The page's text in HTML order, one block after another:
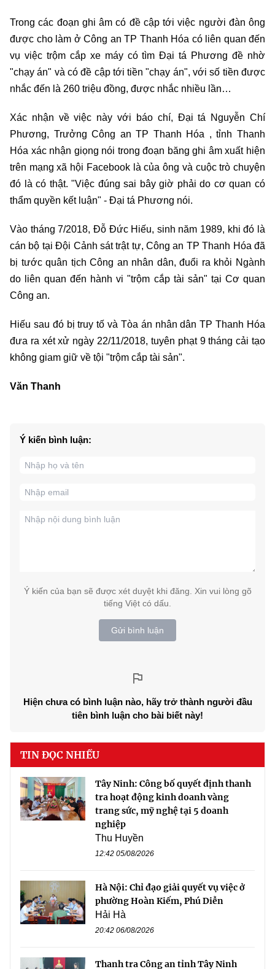
Trong các đoạn ghi âm có đề cập tới việc người đàn ông
được cho làm ở Công an TP Thanh Hóa có liên quan đến
vụ việc trộm cắp xe máy có tìm Đại tá Phương đề nhờ
"chạy án" và có đề cập tới tiền "chạy án", với số tiền được
nhắc đến là 260 triệu đồng, được nhắc nhiều lần…
Xác nhận về việc này với báo chí, Đại tá Nguyễn Chí
Phương, Trưởng Công an TP Thanh Hóa , tỉnh Thanh
Hóa xác nhận giọng nói trong đoạn băng ghi âm xuất hiện
trên mạng xã hội Facebook là của ông và cuộc trò chuyện
đó là có thật. "Việc đúng sai bây giờ phải do cơ quan có
thẩm quyền kết luận" - Đại tá Phương nói.
Vào tháng 7/2018, Đỗ Đức Hiếu, sinh năm 1989, khi đó là
cán bộ tại Đội Cảnh sát trật tự, Công an TP Thanh Hóa đã
bị tước quân tịch Công an nhân dân, đuổi ra khỏi Ngành
do liên quan đến hành vi "trộm cắp tài sản" tại Cơ quan
Công an.
Hiếu sau đó bị truy tố và Tòa án nhân dân TP Thanh Hóa
đưa ra xét xử ngày 22/11/2018, tuyên phạt 9 tháng cải tạo
không giam giữ về tội "trộm cắp tài sản".
Văn Thanh
Ý kiến bình luận:
Ý kiến của bạn sẽ được xét duyệt khi đăng. Xin vui lòng gõ
tiếng Việt có dấu.
Gửi bình luận
Hiện chưa có bình luận nào, hãy trở thành người đầu
tiên bình luận cho bài biết này!
TIN ĐỌC NHIỀU
Tây Ninh: Công bố quyết định thanh
tra hoạt động kinh doanh vàng
trang sức, mỹ nghệ tại 5 doanh
nghiệp
Thu Huyền
12:42 05/08/2026
Hà Nội: Chỉ đạo giải quyết vụ việc ở
phường Hoàn Kiếm, Phú Diễn
Hải Hà
20:42 06/08/2026
Thanh tra Công an tỉnh Tây Ninh